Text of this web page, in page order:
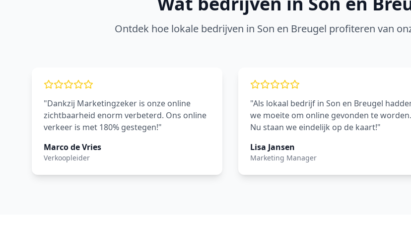
Ontdek hoe lokale bedrijven in Son en Breugel profiteren van
"Dankzij Marketingzeker is onze online
zichtbaarheid enorm verbeterd. Ons online
verkeer is met 180% gestegen!"
Marco de Vries
Verkoopleider
"Als lokaal bedrijf in Son en Breugel
we moeite om online gevonden te worden.
Nu staan we eindelijk op de kaart!"
Lisa Jansen
Marketing Manager